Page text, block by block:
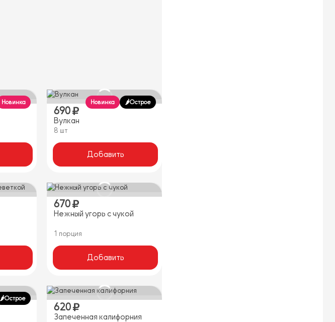
Новинка
690
Вулкан
8 шт
Добавить
Новинка 🌶️Острое
670
Нежный угорь с чукой
1 порция
Добавить
🌶️Острое
620
Запеченная калифорния